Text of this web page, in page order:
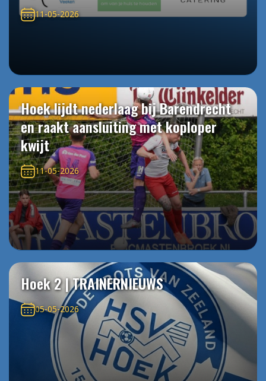
11-05-2026
Hoek lijdt nederlaag bij Barendrecht
en raakt aansluiting met koploper
kwijt
11-05-2026
Hoek 2 | TRAINERNIEUWS
05-05-2026